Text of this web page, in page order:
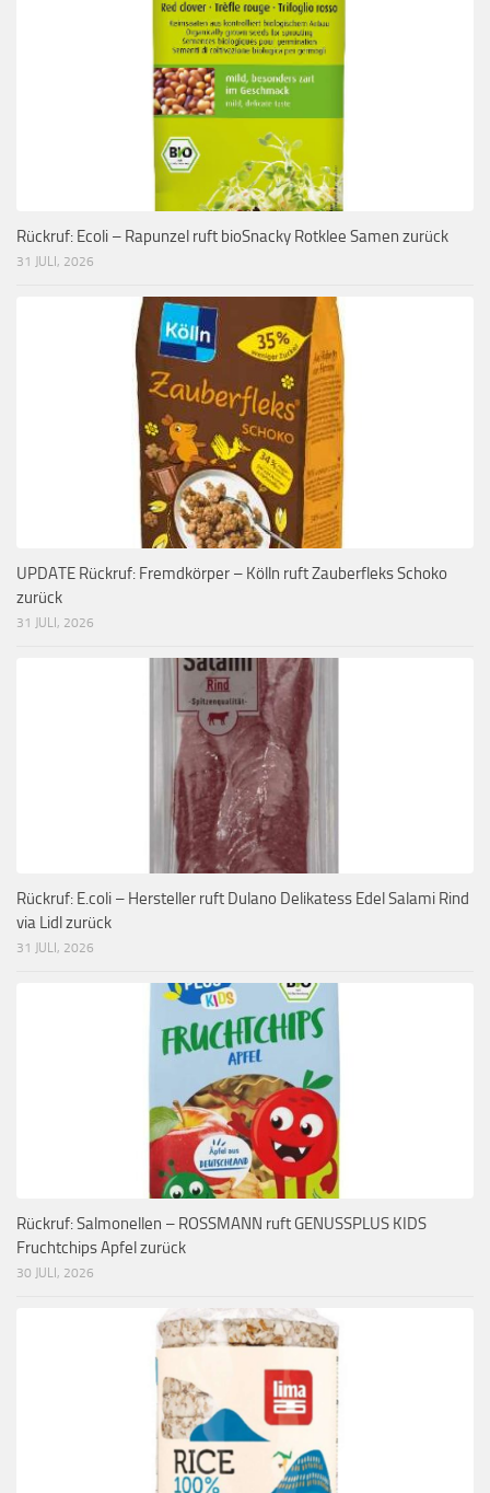
Rückruf: Ecoli – Rapunzel ruft bioSnacky Rotklee Samen zurück
31 JULI, 2026
UPDATE Rückruf: Fremdkörper – Kölln ruft Zauberfleks Schoko
zurück
31 JULI, 2026
Rückruf: E.coli – Hersteller ruft Dulano Delikatess Edel Salami Rind
via Lidl zurück
31 JULI, 2026
Rückruf: Salmonellen – ROSSMANN ruft GENUSSPLUS KIDS
Fruchtchips Apfel zurück
30 JULI, 2026